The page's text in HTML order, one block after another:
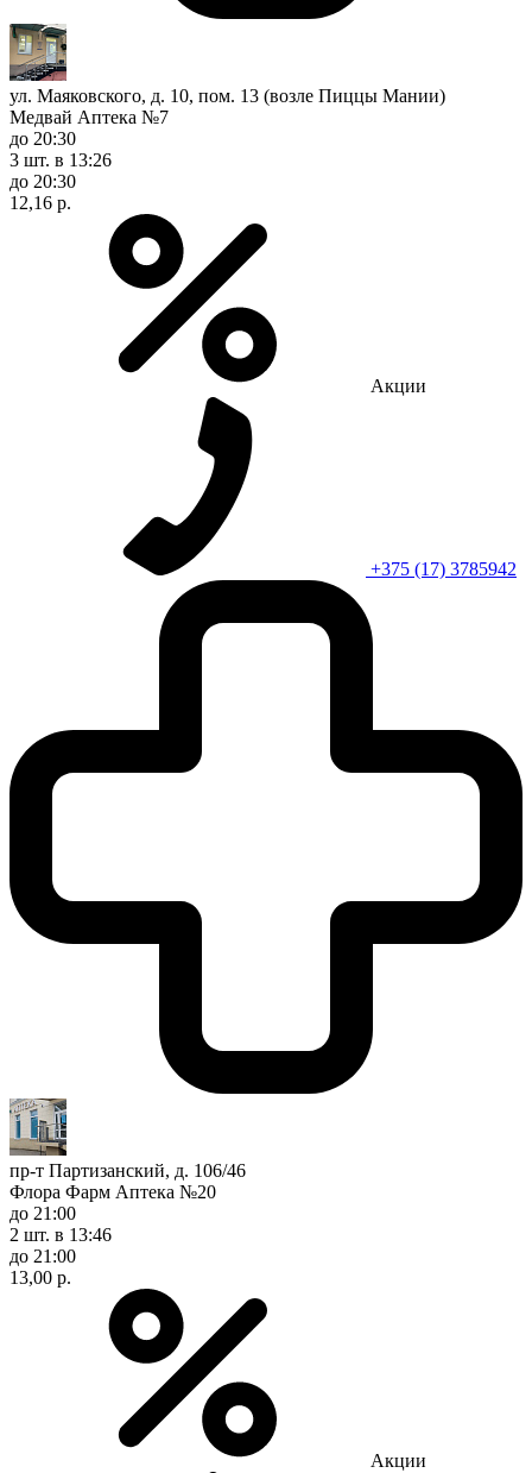
ул. Маяковского, д. 10, пом. 13 (возле Пиццы Мании)
Медвай Аптека №7
до 20:30
3 шт. в 13:26
до 20:30
12,16 р.
Акции
+375 (17) 3785942
пр-т Партизанский, д. 106/46
Флора Фарм Аптека №20
до 21:00
2 шт. в 13:46
до 21:00
13,00 р.
Акции